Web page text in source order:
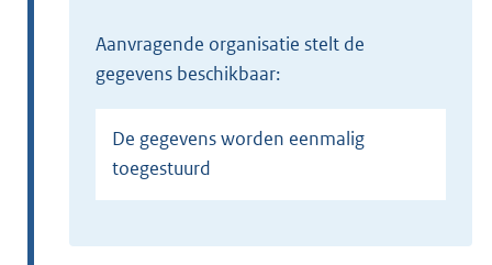
Aanvragende organisatie stelt de
gegevens beschikbaar:
De gegevens worden eenmalig
toegestuurd